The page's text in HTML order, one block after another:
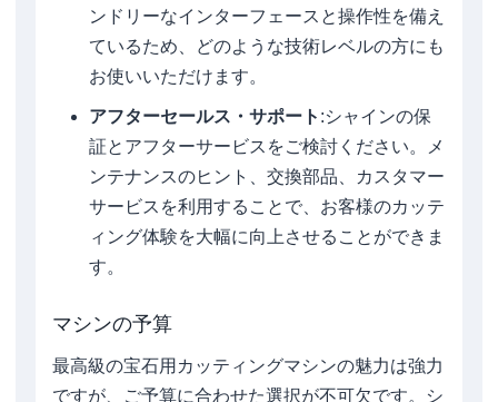
ンドリーなインターフェースと操作性を備え
ているため、どのような技術レベルの方にも
お使いいただけます。
アフターセールス・サポート :シャインの保
証とアフターサービスをご検討ください。メ
ンテナンスのヒント、交換部品、カスタマー
サービスを利用することで、お客様のカッテ
ィング体験を大幅に向上させることができま
す。
マシンの予算
最高級の宝石用カッティングマシンの魅力は強力
ですが、ご予算に合わせた選択が不可欠です。シ